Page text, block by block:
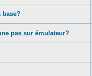
base?
pas sur émulateur?